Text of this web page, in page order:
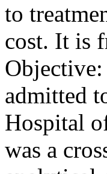
to
cost. It is
admitted
Hospital
was a